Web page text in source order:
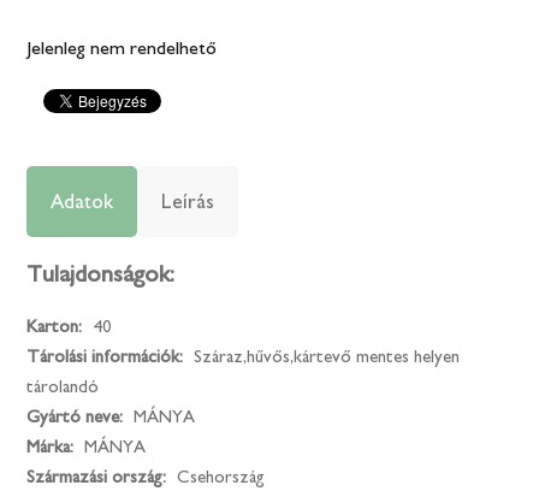
Jelenleg nem rendelhető
Adatok Leírás
Tulajdonságok:
Karton:
40
Tárolási információk:
Száraz,hűvős,kártevő mentes helyen
tárolandó
Gyártó neve:
MÁNYA
Márka:
MÁNYA
Származási ország:
Csehország